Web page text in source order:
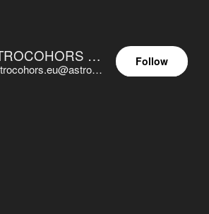
ASTROCOHORS EUNOIA ULTIMA
@astrocohors.eu@astrocohors.eu
Follow